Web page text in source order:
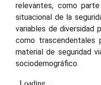
relevantes, como
situacional de la
variables de diversidad
como trascendentales
material de seguridad
sociodemográfico.